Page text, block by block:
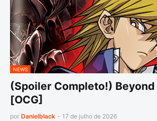
NEWS
(Spoiler Completo!) Beyond
[OCG]
por Danielblack - 17 de julho de 2026